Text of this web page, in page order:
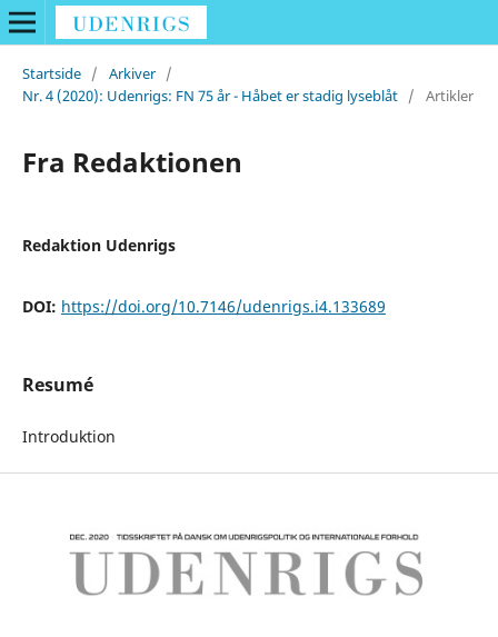
Startside / Arkiver /
Nr. 4 (2020): Udenrigs: FN 75 år - Håbet er stadig lyseblåt / Artikler
Fra Redaktionen
Redaktion Udenrigs
DOI: https://doi.org/10.7146/udenrigs.i4.133689
Resumé
Introduktion